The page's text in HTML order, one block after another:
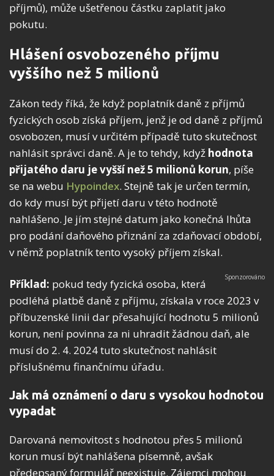
příjmů), může ušetřenou částku zaplatit jako
pokutu.
Hlášení osvobozeného příjmu
vyššího než 5 milionů
Zákon tedy říká, že když poplatník daně z příjmů
fyzických osob získá příjem, jenž je od daně z příjmů
osvobozen, musí v určitém případě tuto skutečnost
nahlásit správci daně. A je to tehdy, když hodnota
přijatého daru je vyšší než 5 milionů korun, píše
se na webu Hypoindex. Stejně tak je určen termín,
do kdy musí být přijetí daru v této hodnotě
nahlášeno. Je jím stejné datum jako konečná lhůta
pro podání daňového přiznání za zdaňovací období,
v němž poplatník tento vysoký příjem získal.
Příklad: pokud tedy fyzická osoba, která
podléhá platbě daně z příjmu, získala v roce 2023 v
příbuzenské linii dar přesahující hodnotu 5 milionů
korun, není povinna za ni uhradit žádnou daň, ale
musí do 2. 4. 2024 tuto skutečnost nahlásit
příslušnému finančnímu úřadu.
Jak má oznámení o daru s vysokou hodnotou
vypadat
Darovaná nemovitost s hodnotou přes 5 milionů
korun musí být nahlášena písemně, avšak
předepsaný formulář neexistuje. Zájemci mohou